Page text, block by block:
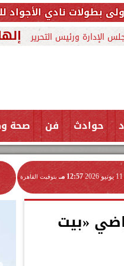
الأجواد للرماية ضمن
الإدارة ورئيس التحرير
حوادث فن صحة
12:57 مـ بتوقيت القاهرة
«بيت